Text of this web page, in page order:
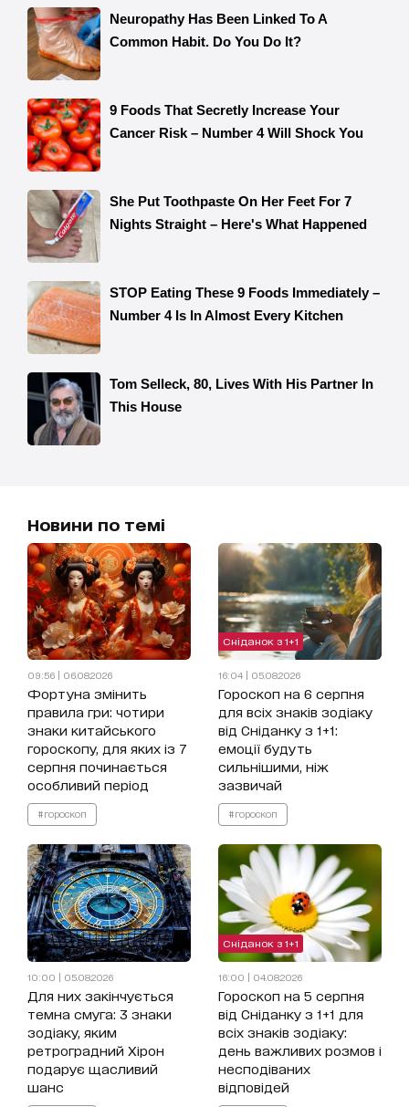
Новини по темі
09:56 | 06.08.2026
Фортуна змінить
правила гри: чотири
знаки китайського
гороскопу, для яких із 7
серпня починається
особливий період
#гороскоп
Сніданок з 1+1
16:04 | 05.08.2026
Гороскоп на 6 серпня
для всіх знаків зодіаку
від Сніданку з 1+1:
емоції будуть
сильнішими, ніж
зазвичай
#гороскоп
10:00 | 05.08.2026
Для них закінчується
темна смуга: 3 знаки
зодіаку, яким
ретроградний Хірон
подарує щасливий
шанс
Сніданок з 1+1
16:00 | 04.08.2026
Гороскоп на 5 серпня
від Сніданку з 1+1 для
всіх знаків зодіаку:
день важливих розмов і
несподіваних
відповідей